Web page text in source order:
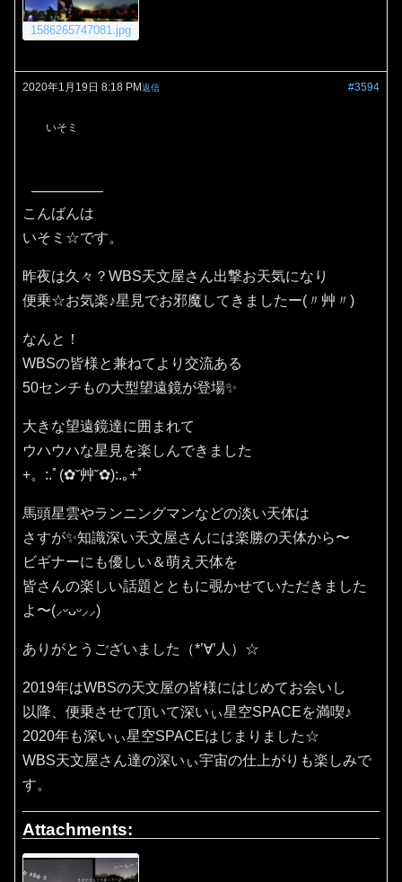
1586265747081.jpg
2020年1月19日 8:18 PM #3594
返信
いそミ
こんばんは
いそミ☆です。
昨夜は久々？WBS天文屋さん出撃お天気になり
便乗☆お気楽♪星見でお邪魔してきましたー(〃艸〃)
なんと！
WBSの皆様と兼ねてより交流ある
50センチもの大型望遠鏡が登場✨
大きな望遠鏡達に囲まれて
ウハウハな星見を楽しんできました
+。:.ﾟ(✿˘艸˘✿):.｡+ﾟ
馬頭星雲やランニングマンなどの淡い天体は
さすが✨知識深い天文屋さんには楽勝の天体から〜
ビギナーにも優しい＆萌え天体を
皆さんの楽しい話題とともに覗かせていただきました
よ〜(⸝ᵕᴗᵕ⸝⸝)
ありがとうございました（*’∀’人）☆
2019年はWBSの天文屋の皆様にはじめてお会いし
以降、便乗させて頂いて深いぃ星空SPACEを満喫♪
2020年も深いぃ星空SPACEはじまりました☆
WBS天文屋さん達の深いぃ宇宙の仕上がりも楽しみで
す。
Attachments: